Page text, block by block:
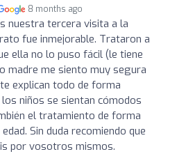
8 months ago
nuestra tercera visita a la
fue inmejorable. Trataron a
ella no lo puso fácil (le tiene
madre me siento muy segura
explican todo de forma
niños se sientan cómodos
el tratamiento de forma
Sin duda recomiendo que
por vosotros mismos.